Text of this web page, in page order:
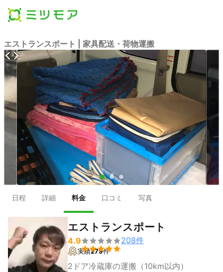
エストランスポート | 家具配送・荷物運搬
● ● ●
日程 詳細 料金 口コミ 写真
エストランスポート
4.9

208件
実績279件
2ドア冷蔵庫の運搬（10km以内）